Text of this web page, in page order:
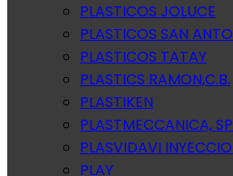
PLASTICOS JOLUCE
PLASTICOS SAN
PLASTICOS TATAY
PLASTICS RAMON,C.B.
PLASTIKEN
PLASTMECCANICA,
PLASVIDAVI
PLAY